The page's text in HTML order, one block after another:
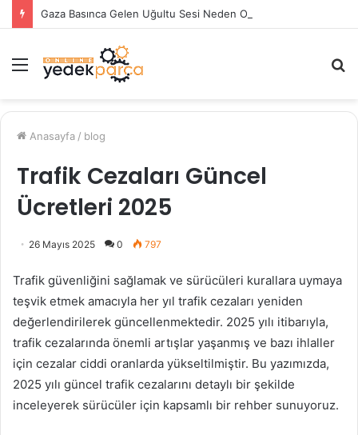
Gaza Basınca Gelen Uğultu Sesi Neden Olur?
Menü
...
Anasayfa / blog
Trafik Cezaları Güncel
Ücretleri 2025
26 Mayıs 2025 0 797
Trafik güvenliğini sağlamak ve sürücüleri kurallara uymaya
teşvik etmek amacıyla her yıl trafik cezaları yeniden
değerlendirilerek güncellenmektedir. 2025 yılı itibarıyla,
trafik cezalarında önemli artışlar yaşanmış ve bazı ihlaller
için cezalar ciddi oranlarda yükseltilmiştir. Bu yazımızda,
2025 yılı güncel trafik cezalarını detaylı bir şekilde
inceleyerek sürücüler için kapsamlı bir rehber sunuyoruz.